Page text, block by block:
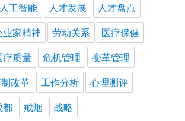
人工智能 人才发展
人才盘点
业家精神 劳动关系
医疗保健
疗质量 危机管理
变革管理
改革
工作分析
心理测评
都 戒烟
战略